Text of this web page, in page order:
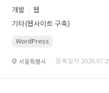
개발
웹
기타(웹사이트 구축)
WordPress
서울특별시 · 등록일자